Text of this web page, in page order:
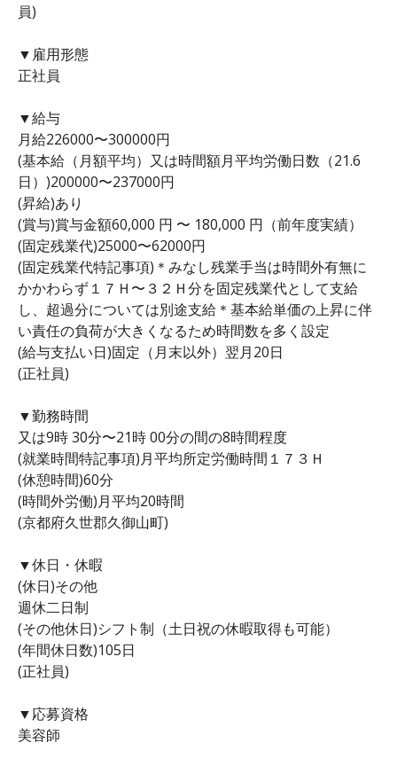
員)
▼雇用形態
正社員
▼給与
月給226000〜300000円
(基本給（月額平均）又は時間額月平均労働日数（21.6
日）)200000〜237000円
(昇給)あり
(賞与)賞与金額60,000 円 〜 180,000 円（前年度実績）
(固定残業代)25000〜62000円
(固定残業代特記事項)＊みなし残業手当は時間外有無に
かかわらず１７Ｈ〜３２Ｈ分を固定残業代として支給
し、超過分については別途支給＊基本給単価の上昇に伴
い責任の負荷が大きくなるため時間数を多く設定
(給与支払い日)固定（月末以外）翌月20日
(正社員)
▼勤務時間
又は9時 30分〜21時 00分の間の8時間程度
(就業時間特記事項)月平均所定労働時間１７３Ｈ
(休憩時間)60分
(時間外労働)月平均20時間
(京都府久世郡久御山町)
▼休日・休暇
(休日)その他
週休二日制
(その他休日)シフト制（土日祝の休暇取得も可能）
(年間休日数)105日
(正社員)
▼応募資格
美容師